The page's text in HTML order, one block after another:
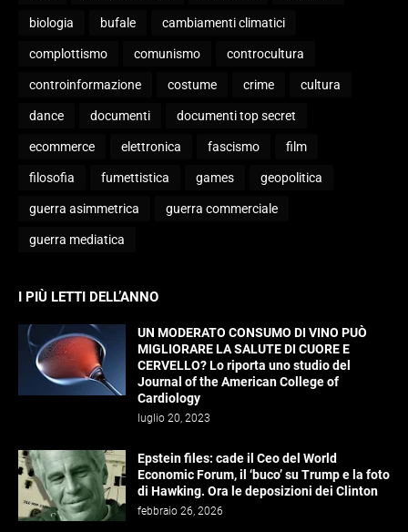
biologia bufale cambiamenti climatici
complottismo comunismo controcultura
controinformazione costume crime cultura
dance documenti documenti top secret
ecommerce elettronica fascismo film
filosofia fumettistica games geopolitica
guerra asimmetrica guerra commerciale
guerra mediatica
I PIÙ LETTI DELL’ANNO
UN MODERATO CONSUMO DI VINO PUÒ
MIGLIORARE LA SALUTE DI CUORE E
CERVELLO? Lo riporta uno studio del
Journal of the American College of
Cardiology
luglio 20, 2023
Epstein files: cade il Ceo del World
Economic Forum, il ‘buco’ su Trump e la foto
di Hawking. Ora le deposizioni dei Clinton
febbraio 26, 2026